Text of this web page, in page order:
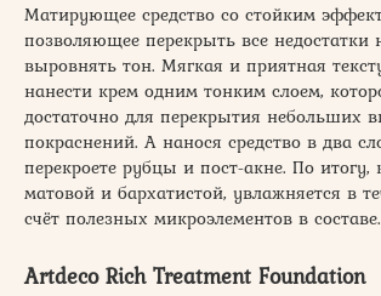
Матирующее средство со стойким
позволяющее перекрыть все недостатки
выровнять тон. Мягкая и приятная
нанести крем одним тонким слоем,
достаточно для перекрытия небольших
покраснений. А нанося средство в два
перекроете рубцы и пост-акне. По итогу,
матовой и бархатистой, увлажняется в
счёт полезных микроэлементов в составе.
Artdeco Rich Treatment Foundation